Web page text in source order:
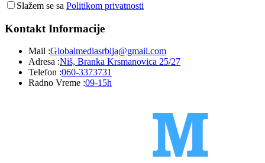
Slažem se sa Politikom privatnosti
Kontakt Informacije
Mail :Globalmediasrbija@gmail.com
Adresa :Niš, Branka Krsmanovica 25/27
Telefon :060-3373731
Radno Vreme :09-15h